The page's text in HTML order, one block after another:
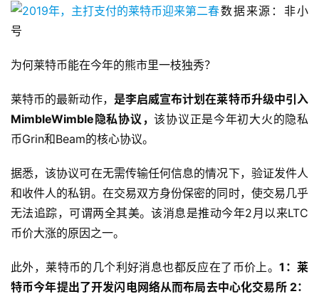
数据来源：非小
号
为何莱特币能在今年的熊市里一枝独秀？
莱特币的最新动作， 是李启威宣布计划在莱特币升级中引入
MimbleWimble隐私协议，该协议正是今年初大火的隐私
币Grin和Beam的核心协议。
据悉，该协议可在无需传输任何信息的情况下，验证发件人
和收件人的私钥。在交易双方身份保密的同时，使交易几乎
无法追踪，可谓两全其美。该消息是推动今年2月以来LTC
币价大涨的原因之一。
此外，莱特币的几个利好消息也都反应在了币价上。1：莱
特币今年提出了开发闪电网络从而布局去中心化交易所 2：